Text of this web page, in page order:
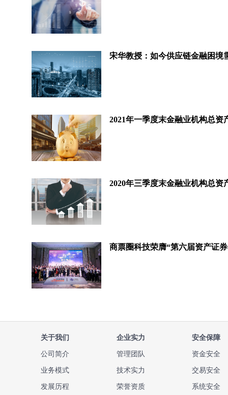
关于我们
公司简介
业务模式
发展历程
企业实力
管理团队
技术实力
荣誉资质
安全保障
资金安全
交易安全
系统安全